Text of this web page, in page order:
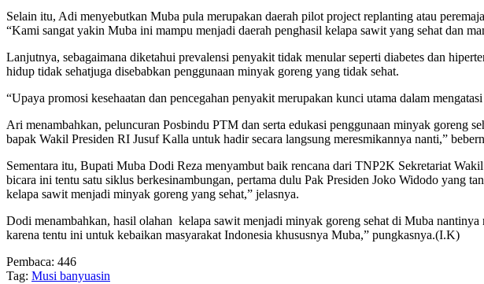
Selain itu, Adi menyebutkan Muba pula merupakan daerah pilot project replanting atau
“Kami sangat yakin Muba ini mampu menjadi daerah penghasil kelapa sawit yang sehat dan
Lanjutnya, sebagaimana diketahui prevalensi penyakit tidak menular seperti diabetes dan
hidup tidak sehatjuga disebabkan penggunaan minyak goreng yang tidak sehat.
“Upaya promosi kesehaatan dan pencegahan penyakit merupakan kunci utama dalam
Ari menambahkan, peluncuran Posbindu PTM dan serta edukasi penggunaan minyak goreng
bapak Wakil Presiden RI Jusuf Kalla untuk hadir secara langsung meresmikannya nanti,”
Sementara itu, Bupati Muba Dodi Reza menyambut baik rencana dari TNP2K Sekretariat
bicara ini tentu satu siklus berkesinambungan, pertama dulu Pak Presiden Joko Widodo yang
kelapa sawit menjadi minyak goreng yang sehat,” jelasnya.
Dodi menambahkan, hasil olahan kelapa sawit menjadi minyak goreng sehat di Muba
karena tentu ini untuk kebaikan masyarakat Indonesia khususnya Muba,” pungkasnya.(I.K)
Pembaca: 446
Tag: Musi banyuasin